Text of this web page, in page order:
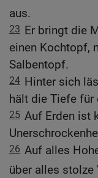
aus.
23 Er bringt die
einen Kochtopf,
Salbentopf.
24 Hinter sich
hält die Tiefe für
25 Auf Erden ist
26 Auf alles
über alles stolze